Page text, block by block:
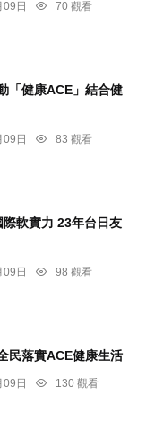
日
70 觀看
「健康ACE」結合健
日
83 觀看
軟實力 23年台日友
日
98 觀看
民落實ACE健康生活
日
130 觀看